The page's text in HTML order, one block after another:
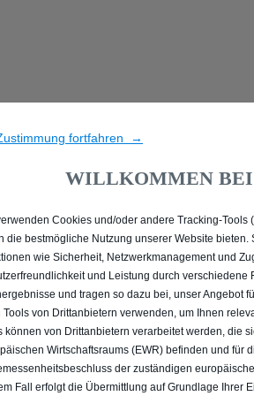
DER
fortfahren →
WILLKOMMEN BEI
Cookies und/oder andere Tracking-Tools
die bestmögliche Nutzung unserer Website
wie Sicherheit, Netzwerkmanagement und
und Leistung durch verschiedene
und tragen so dazu bei, unser Angebot
Tools von Drittanbietern verwenden, um Ihnen
können von Drittanbietern verarbeitet werden, die
Wirtschaftsraums (EWR) befinden und für
der zuständigen
Fall erfolgt die Übermittlung auf Grundlage Ihrer